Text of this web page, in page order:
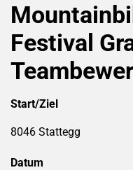
Festival
Start/Ziel
8046 Stattegg
Datum